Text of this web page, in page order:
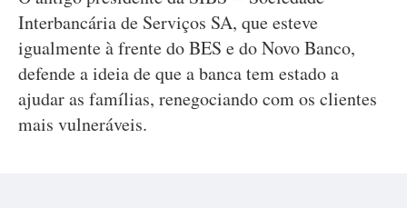
Interbancária de Serviços SA, que esteve
igualmente à frente do BES e do Novo Banco,
defende a ideia de que a banca tem estado a
ajudar as famílias, renegociando com os clientes
mais vulneráveis.